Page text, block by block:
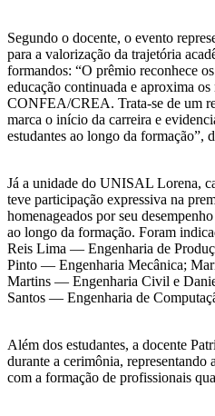
Segundo o docente, o evento
para a valorização da trajetória
formandos: “O prêmio reconhece
educação continuada e aproxima
CONFEA/CREA. Trata-se de um
marca o início da carreira e
estudantes ao longo da formação”,
Já a unidade do UNISAL Lorena,
teve participação expressiva na
homenageados por seu
ao longo da formação. Foram
Reis Lima — Engenharia de
Pinto — Engenharia Mecânica;
Martins — Engenharia Civil e
Santos — Engenharia de
Além dos estudantes, a docente
durante a cerimônia, representando
com a formação de profissionais